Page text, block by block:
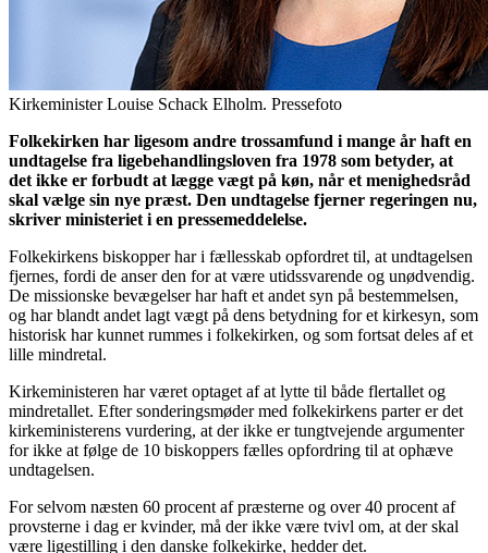
Kirkeminister Louise Schack Elholm. Pressefoto
Folkekirken har ligesom andre trossamfund i mange år haft en
undtagelse fra ligebehandlingsloven fra 1978 som betyder, at
det ikke er forbudt at lægge vægt på køn, når et menighedsråd
skal vælge sin nye præst. Den undtagelse fjerner regeringen nu,
skriver ministeriet i en pressemeddelelse.
Folkekirkens biskopper har i fællesskab opfordret til, at undtagelsen
fjernes, fordi de anser den for at være utidssvarende og unødvendig.
De missionske bevægelser har haft et andet syn på bestemmelsen,
og har blandt andet lagt vægt på dens betydning for et kirkesyn, som
historisk har kunnet rummes i folkekirken, og som fortsat deles af et
lille mindretal.
Kirkeministeren har været optaget af at lytte til både flertallet og
mindretallet. Efter sonderingsmøder med folkekirkens parter er det
kirkeministerens vurdering, at der ikke er tungtvejende argumenter
for ikke at følge de 10 biskoppers fælles opfordring til at ophæve
undtagelsen.
For selvom næsten 60 procent af præsterne og over 40 procent af
provsterne i dag er kvinder, må der ikke være tvivl om, at der skal
være ligestilling i den danske folkekirke, hedder det.